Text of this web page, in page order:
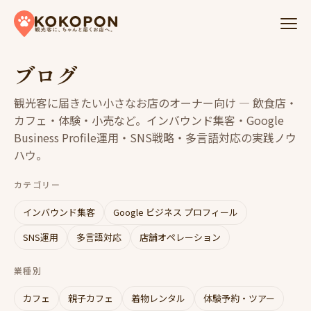
Skip to content
ブログ
観光客に届きたい小さなお店のオーナー向け — 飲食店・
カフェ・体験・小売など。インバウンド集客・Google
Business Profile運用・SNS戦略・多言語対応の実践ノウ
ハウ。
カテゴリー
インバウンド集客
Google ビジネス プロフィール
SNS運用
多言語対応 店舗オペレーション
業種別
カフェ 親子カフェ 着物レンタル 体験予約・ツアー